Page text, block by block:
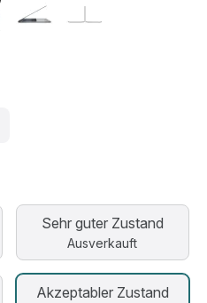
Sehr guter Zustand
Ausverkauft
Akzeptabler Zustand